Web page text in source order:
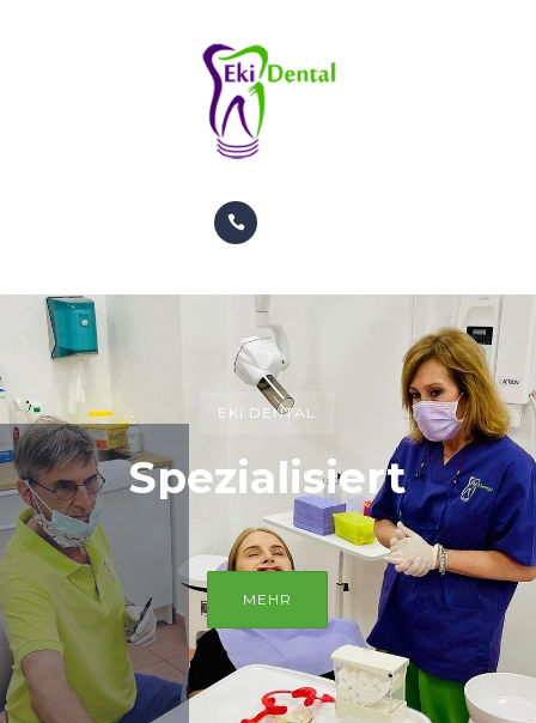
KIEFERORTHOPÄDIE
PATIENTEN
TERMIN
KONTAKT
INFO
GALERIE
EKI DENTAL
Spezialisiert
MEHR